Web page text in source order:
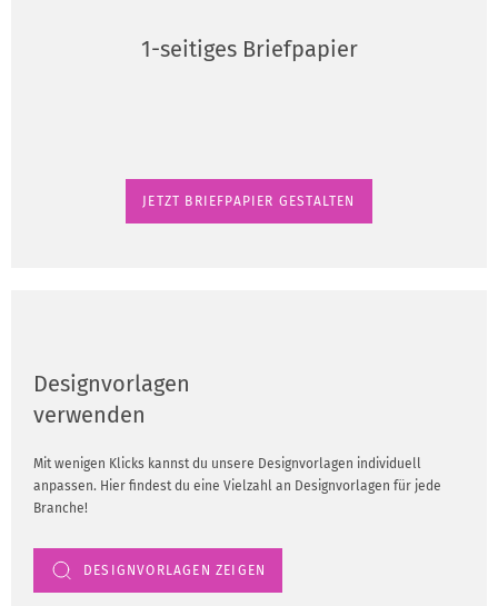
1-seitiges Briefpapier
JETZT BRIEFPAPIER GESTALTEN
Designvorlagen
verwenden
Mit wenigen Klicks kannst du unsere Designvorlagen individuell
anpassen. Hier findest du eine Vielzahl an Designvorlagen für jede
Branche!
DESIGNVORLAGEN ZEIGEN